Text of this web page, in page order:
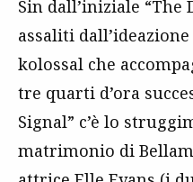
Sin dall’iniziale “The
assaliti
kolossal che
tre quarti d’ora
Signal” c’è lo
matrimonio di